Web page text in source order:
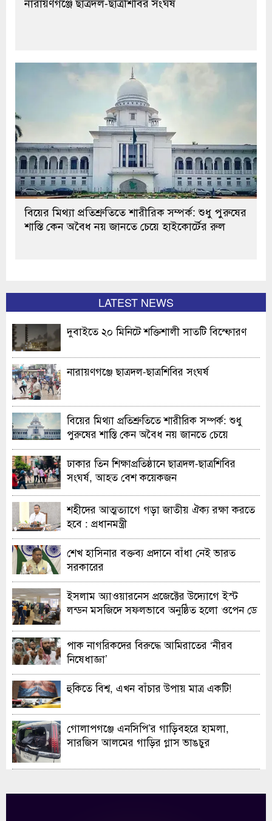
বিয়ের মিথ্যা প্রতিশ্রুতিতে শারীরিক সম্পর্ক: শুধু পুরুষের
শাস্তি কেন অবৈধ নয় জানতে চেয়ে হাইকোর্টের রুল
LATEST NEWS
দুবাইতে ২০ মিনিটে শক্তিশালী সাতটি বিস্ফোরণ
নারায়ণগঞ্জে ছাত্রদল-ছাত্রশিবির সংঘর্ষ
বিয়ের মিথ্যা প্রতিশ্রুতিতে শারীরিক সম্পর্ক: শুধু
পুরুষের শাস্তি কেন অবৈধ নয় জানতে চেয়ে
হাইকোর্টের রুল
ঢাকার তিন শিক্ষাপ্রতিষ্ঠানে ছাত্রদল-ছাত্রশিবির
সংঘর্ষ, আহত বেশ কয়েকজন
শহীদের আত্মত্যাগে গড়া জাতীয় ঐক্য রক্ষা করতে
হবে : প্রধানমন্ত্রী
শেখ হাসিনার বক্তব্য প্রদানে বাঁধা নেই ভারত
সরকারের
ইসলাম অ্যাওয়ারনেস প্রজেক্টের উদ্যোগে ইস্ট
লন্ডন মসজিদে সফলভাবে অনুষ্ঠিত হলো ওপেন ডে
পাক নাগরিকদের বিরুদ্ধে আমিরাতের ‘নীরব
নিষেধাজ্ঞা’
হুকিতে বিশ্ব, এখন বাঁচার উপায় মাত্র একটি!
গোলাপগঞ্জে এনসিপি’র গাড়িবহরে হামলা,
সারজিস আলমের গাড়ির গ্লাস ভাঙচুর